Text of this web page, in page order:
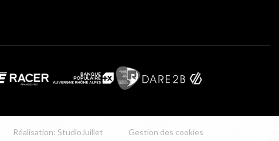
Réalisation: StudioJuillet Gestion des cookies